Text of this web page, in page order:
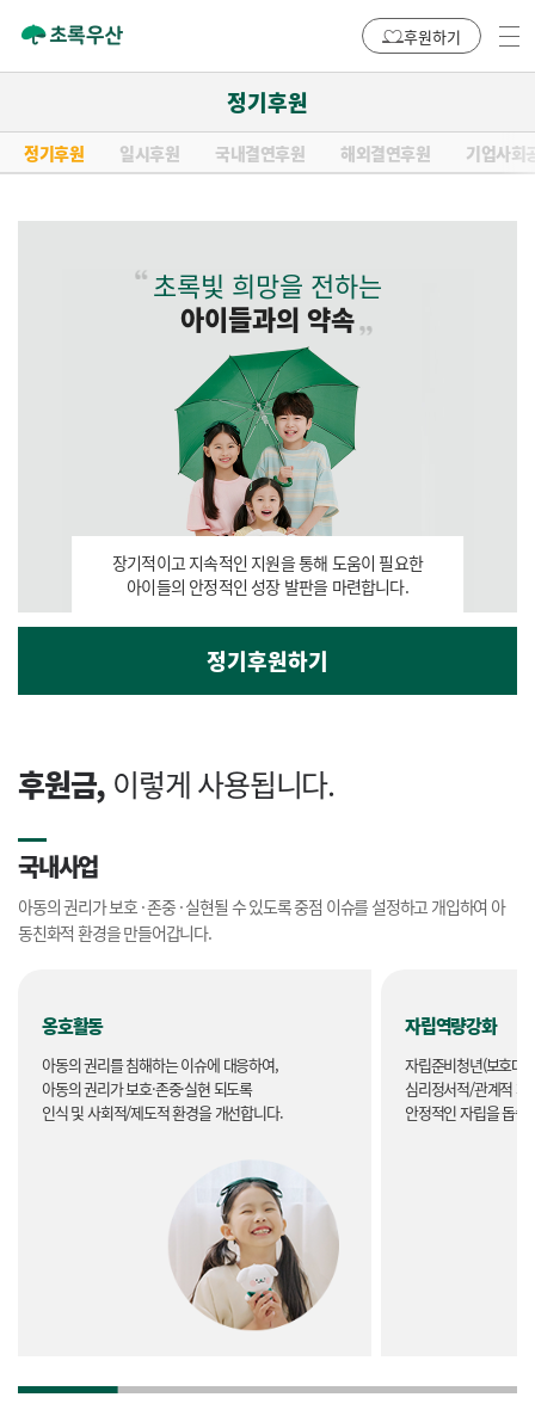
메뉴
후원하기
정기후원
정기후원 일시후원 국내결연후원 해외결연후원 기업사회
초록빛 희망을 전하는
아이들과의 약속
장기적이고 지속적인 지원을 통해 도움이 필요한
아이들의 안정적인 성장 발판을 마련합니다.
정기후원하기
후원금, 이렇게 사용됩니다.
국내사업
아동의 권리가 보호 · 존중 · 실현될 수 있도록 중점 이슈를 설정하고 개입하여 아
동친화적 환경을 만들어갑니다.
옹호활동
아동의 권리를 침해하는 이슈에 대응하여,
아동의 권리가 보호·존중·실현 되도록
인식 및 사회적/제도적 환경을 개선합니다.
자립역량강화
자립준비청년(보호대
심리정서적/관계적
안정적인 자립을 돕습